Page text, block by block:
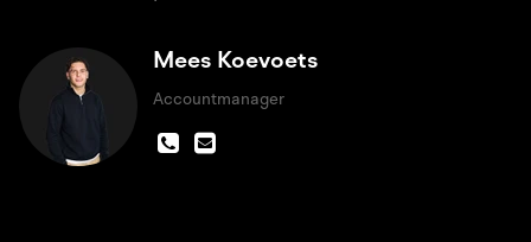
Mees Koevoets
Accountmanager